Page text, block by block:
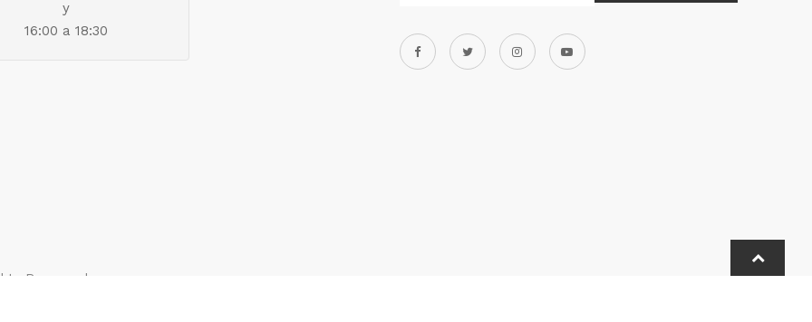
y
16:00 a 18:30
Reserved.